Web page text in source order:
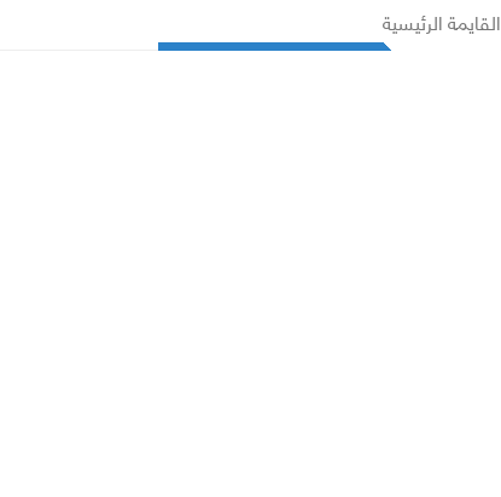
القايمة الرئيسية